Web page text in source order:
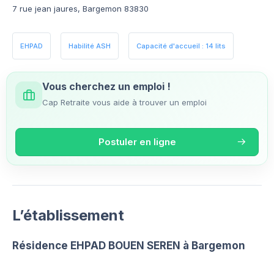
7 rue jean jaures, Bargemon 83830
EHPAD Habilité ASH Capacité d'accueil : 14 lits
Vous cherchez un emploi !
Cap Retraite vous aide à trouver un emploi
Postuler en ligne
L’établissement
Résidence EHPAD BOUEN SEREN à Bargemon